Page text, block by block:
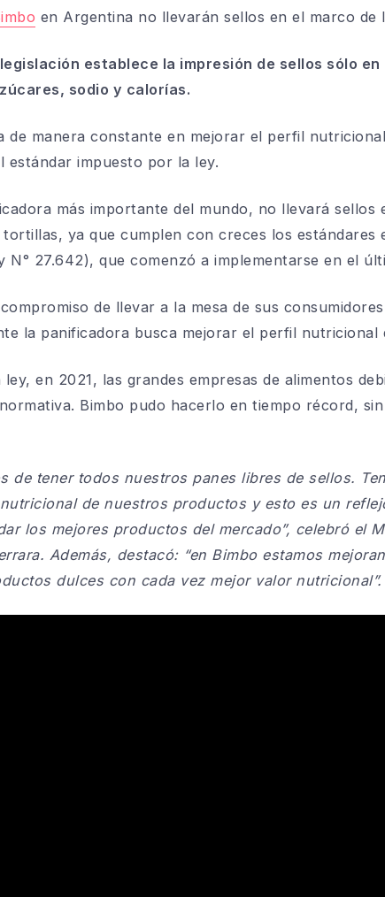
en Argentina no llevarán sellos en el marco de
establece la impresión de sellos sólo en
sodio y calorías.
de manera constante en mejorar el perfil
estándar impuesto por la ley.
más importante del mundo, no llevará sellos
tortillas, ya que cumplen con creces los estándares
N° 27.642), que comenzó a implementarse en el
de llevar a la mesa de sus
la panificadora busca mejorar el perfil nutricional
ley, en 2021, las grandes empresas de alimentos
Bimbo pudo hacerlo en tiempo récord,
de tener todos nuestros panes libres de sellos.
de nuestros productos y esto es un
los mejores productos del mercado”, celebró el
Además, destacó: “en Bimbo estamos
dulces con cada vez mejor valor nutricional”.